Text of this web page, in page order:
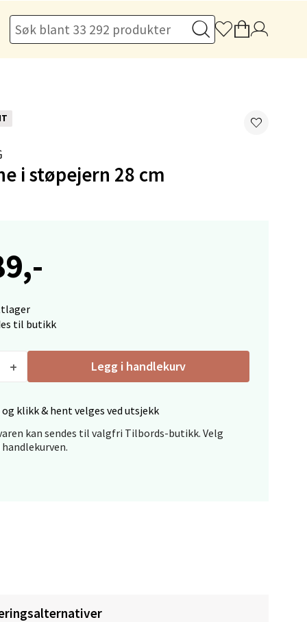
i støpejern 28 cm
til butikk
Legg i handlekurv
klikk & hent velges ved utsjekk
kan sendes til valgfri Tilbords-butikk. Velg